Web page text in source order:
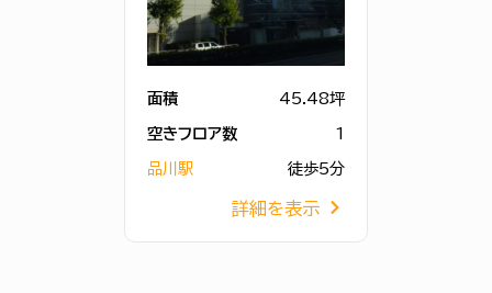
面積 45.48坪
空きフロア数 1
品川駅 徒歩5分
詳細を表示